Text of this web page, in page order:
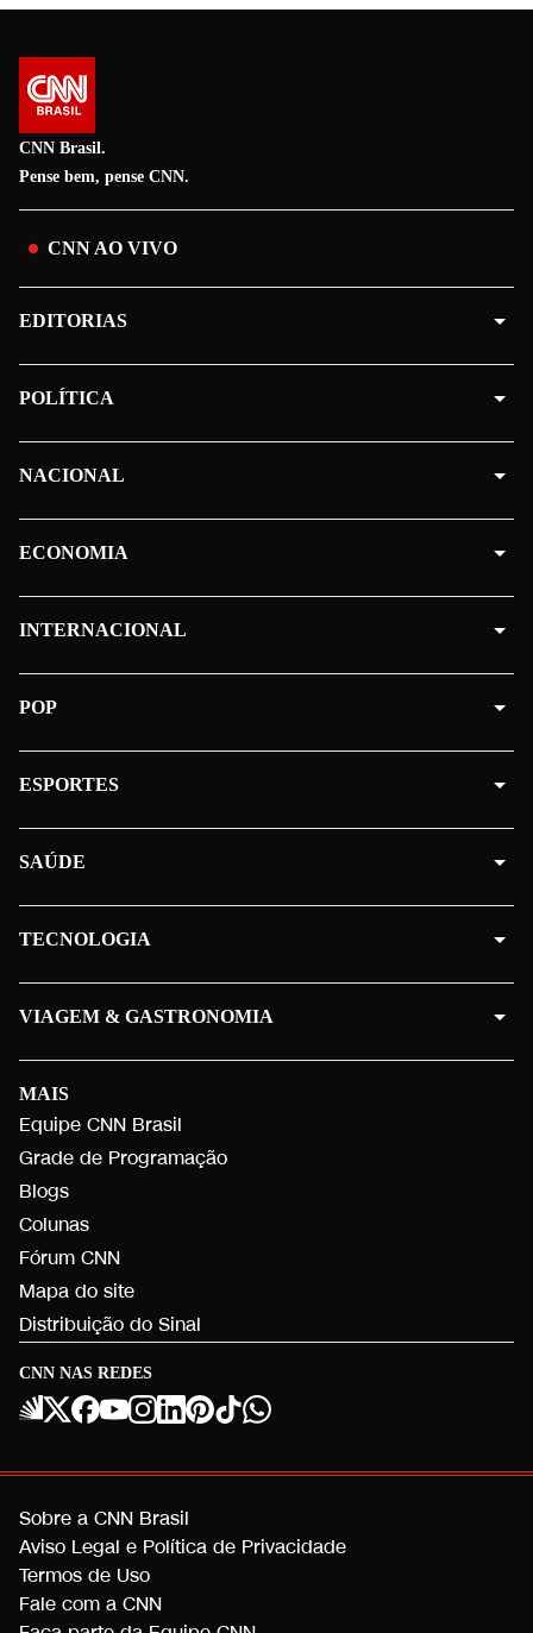
CNN Brasil.
Pense bem, pense CNN.
CNN AO VIVO
CNN NAS REDES
MAIS
Equipe CNN Brasil
Grade de Programação
Blogs
Colunas
Fórum CNN
Mapa do site
Distribuição do Sinal
EDITORIAS
POLÍTICA
NACIONAL
ECONOMIA
INTERNACIONAL
POP
ESPORTES
SAÚDE
TECNOLOGIA
VIAGEM & GASTRONOMIA
Sobre a CNN Brasil
Aviso Legal e Política de Privacidade
Termos de Uso
Fale com a CNN